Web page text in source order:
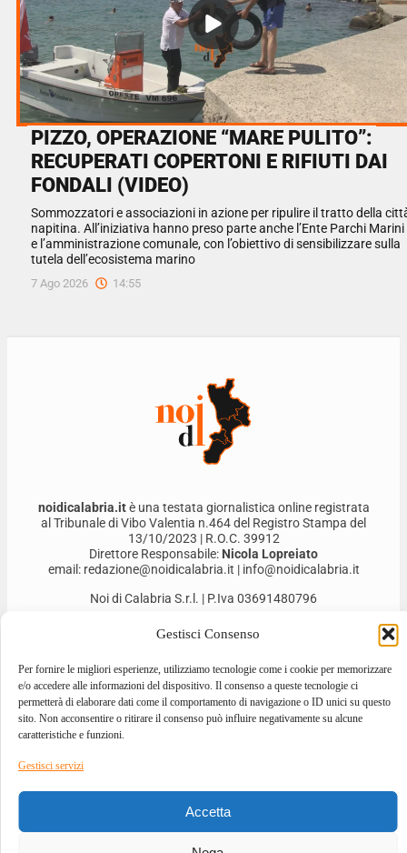
Gestisci Consenso
Per fornire le migliori esperienze, utilizziamo tecnologie come i cookie per memorizzare
e/o accedere alle informazioni del dispositivo. Il consenso a queste tecnologie ci
permetterà di elaborare dati come il comportamento di navigazione o ID unici su questo
sito. Non acconsentire o ritirare il consenso può influire negativamente su alcune
caratteristiche e funzioni.
Gestisci servizi
Accetta
PIZZO, OPERAZIONE “MARE PULITO”:
RECUPERATI COPERTONI E RIFIUTI DAI
FONDALI (VIDEO)
Sommozzatori e associazioni in azione per ripulire il tratto della
napitina. All’iniziativa hanno preso parte anche l’Ente Parchi Marini
e l’amministrazione comunale, con l’obiettivo di sensibilizzare sulla
tutela dell’ecosistema marino
7 Ago 2026 14:55
noidicalabria.itè una testata giornalistica online registrata
al Tribunale di Vibo Valentia n.464 del Registro Stampa del
13/10/2023 | R.O.C. 39912
Direttore Responsabile: Nicola Lopreiato
email: redazione@noidicalabria.it | info@noidicalabria.it
Noi di Calabria S.r.l. | P.Iva 03691480796
GIOVANNI BEVACQUA